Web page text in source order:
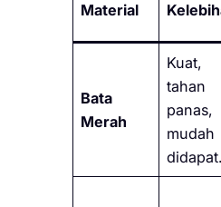
Material
Bata
Merah
Kuat,
tahan
panas,
mudah
didapat.